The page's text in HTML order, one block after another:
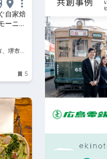
自家焙
ーニン
堺市、
5